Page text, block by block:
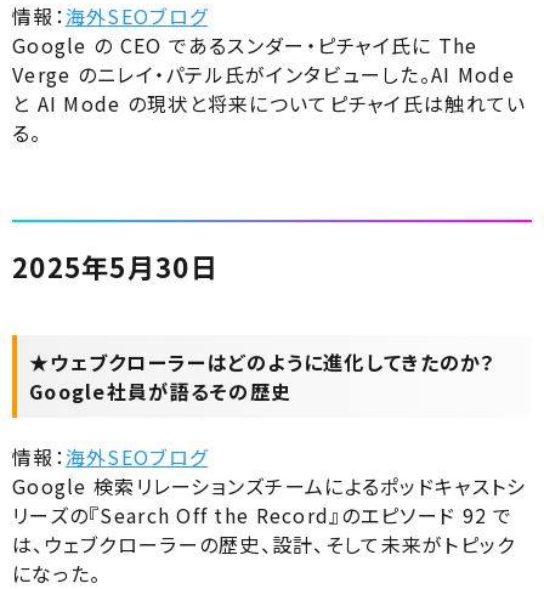
情報：海外SEOブログ
Google の CEO であるスンダー・ピチャイ氏に The
Verge のニレイ・パテル氏がインタビューした。AI Mode
と AI Mode の現状と将来についてピチャイ氏は触れてい
る。
2025年5月30日
★ウェブクローラーはどのように進化してきたのか？
Google社員が語るその歴史
情報：海外SEOブログ
Google 検索リレーションズチームによるポッドキャストシ
リーズの『Search Off the Record』のエピソード 92 で
は、ウェブクローラーの歴史、設計、そして未来がトピック
になった。